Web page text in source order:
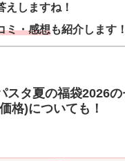
えしますね ！
ミ・感想も紹介します！
スタ夏の福袋2026
格)についても！